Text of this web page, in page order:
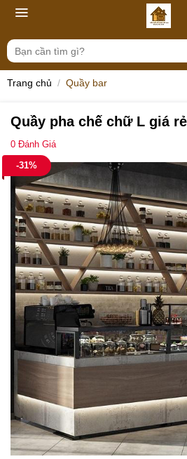
Skip
content
Tìm
kiếm:
Trang chủ / Quầy bar
Quầy pha chế chữ L giá rẻ
0 Đánh Giá
-31%